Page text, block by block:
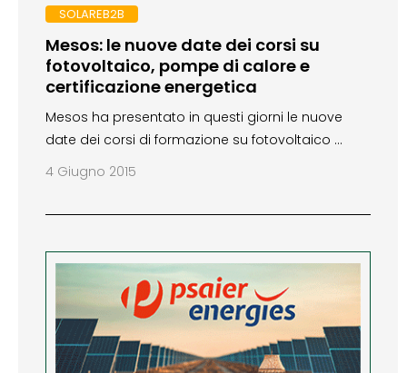
SOLAREB2B
Mesos: le nuove date dei corsi su
fotovoltaico, pompe di calore e
certificazione energetica
Mesos ha presentato in questi giorni le nuove
date dei corsi di formazione su fotovoltaico …
4 Giugno 2015